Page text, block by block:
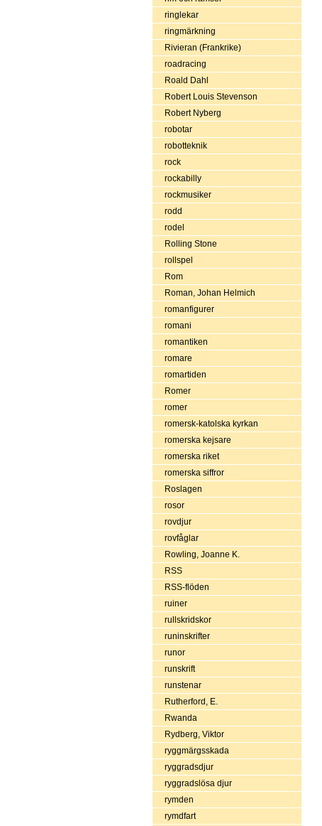
ringlekar
ringmärkning
Rivieran (Frankrike)
roadracing
Roald Dahl
Robert Louis Stevenson
Robert Nyberg
robotar
robotteknik
rock
rockabilly
rockmusiker
rodd
rodel
Rolling Stone
rollspel
Rom
Roman, Johan Helmich
romanfigurer
romani
romantiken
romare
romartiden
Romer
romer
romersk-katolska kyrkan
romerska kejsare
romerska riket
romerska siffror
Roslagen
rosor
rovdjur
rovfåglar
Rowling, Joanne K.
RSS
RSS-flöden
ruiner
rullskridskor
runinskrifter
runor
runskrift
runstenar
Rutherford, E.
Rwanda
Rydberg, Viktor
ryggmärgsskada
ryggradsdjur
ryggradslösa djur
rymden
rymdfart